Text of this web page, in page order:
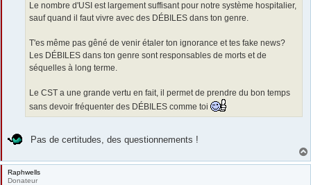
Le nombre d'USI est largement suffisant pour notre système hospitalier,
sauf quand il faut vivre avec des DÉBILES dans ton genre.
T'es même pas gêné de venir étaler ton ignorance et tes fake news?
Les DÉBILES dans ton genre sont responsables de morts et de
séquelles à long terme.
Le CST a une grande vertu en fait, il permet de prendre du bon temps
sans devoir fréquenter des DÉBILES comme toi
Pas de certitudes, des questionnements !
Raphwells
Donateur